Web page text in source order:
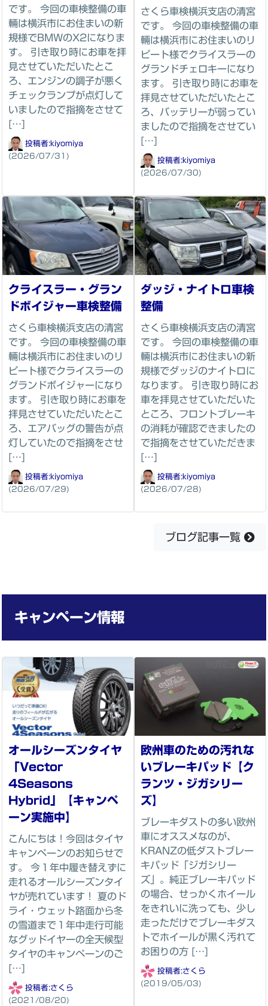
です。 今回の車検整備の車
輛は横浜市にお住まいの新
規様でBMWのX2になりま
す。 引き取り時にお車を拝
見させていただいたとこ
ろ、エンジンの調子が悪く
チェックランプが点灯して
いましたので指摘をさせて
[…]
投稿者:kiyomiya
(2026/07/31)
さくら車検横浜支店の清宮
です。 今回の車検整備の車
輛は横浜市にお住まいのリ
ピート様でクライスラーの
グランドチェロキーになり
ます。 引き取り時にお車を
拝見させていただいたとこ
ろ、バッテリーが弱ってい
ましたので指摘をさせてい
[…]
投稿者:kiyomiya
(2026/07/30)
クライスラー・グラン
ドボイジャー車検整備
さくら車検横浜支店の清宮
です。 今回の車検整備の車
輛は横浜市にお住まいのリ
ピート様でクライスラーの
グランドボイジャーになり
ます。 引き取り時にお車を
拝見させていただいたとこ
ろ、エアバッグの警告が点
灯していたので指摘をさせ
[…]
投稿者:kiyomiya
(2026/07/29)
ダッジ・ナイトロ車検
整備
さくら車検横浜支店の清宮
です。 今回の車検整備の車
輛は横浜市にお住まいの新
規様でダッジのナイトロに
なります。 引き取り時にお
車を拝見させていただいた
ところ、フロントブレーキ
の消耗が確認できましたの
で指摘をさせていただきま
[…]
投稿者:kiyomiya
(2026/07/28)
ブログ記事一覧
キャンペーン情報
オールシーズンタイヤ
「Vector
4Seasons
Hybrid」【キャンペ
ーン実施中】
こんにちは！今回はタイヤ
キャンペーンのお知らせで
す。 今１年中履き替えずに
走れるオールシーズンタイ
ヤが売れています！ 夏のド
ライ・ウェット路面から冬
の雪道まで１年中走行可能
なグッドイヤーの全天候型
タイヤのキャンペーンのご
[…]
投稿者:さくら
(2021/08/20)
欧州車のための汚れな
いブレーキパッド【ク
ランツ・ジガシリー
ズ】
ブレーキダストの多い欧州
車にオススメなのが、
KRANZの低ダストブレー
キパッド「ジガシリー
ズ」。純正ブレーキパッド
の場合、せっかくホイール
をきれいに洗っても、少し
走っただけでブレーキダス
トでホイールが黒く汚れて
お困りの方 […]
投稿者:さくら
(2019/05/03)